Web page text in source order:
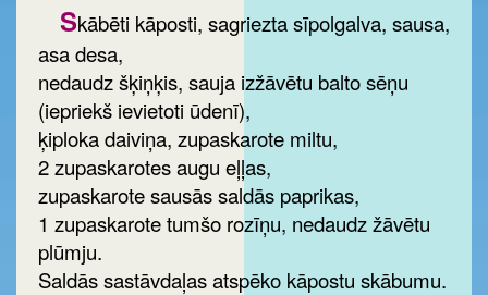
Skābēti kāposti, sagriezta sīpolgalva, sausa,
asa desa,
nedaudz šķiņķis, sauja izžāvētu balto sēņu
(iepriekš ievietoti ūdenī),
ķiploka daiviņa, zupaskarote miltu,
2 zupaskarotes augu eļļas,
zupaskarote sausās saldās paprikas,
1 zupaskarote tumšo rozīņu, nedaudz žāvētu
plūmju.
Saldās sastāvdaļas atspēko kāpostu skābumu.